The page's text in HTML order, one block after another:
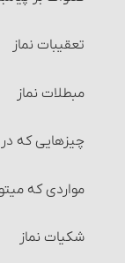
3- آب وضو و فضایی که در آن وضو می‏گیرد باید مباح باشد
4و5- ظرفی
باشد.
7- وقت کافی برای وضو داشته باشد.
تعقیبات نماز
مبطلات نماز
چیزهایی که
مواردی که
شکیات نماز